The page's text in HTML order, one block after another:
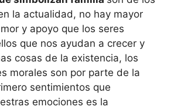
la actualidad, no hay mayor
y apoyo que los seres
que nos ayudan a crecer y
cosas de la existencia, los
morales son por parte de la
sentimientos que
emociones es la